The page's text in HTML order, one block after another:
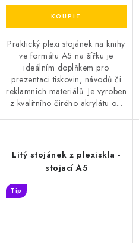
Praktický plexi stojánek na knihy
ve formátu A5 na šířku je
ideálním doplňkem pro
prezentaci tiskovin, návodů či
reklamních materiálů. Je vyroben
z kvalitního čirého akrylátu o...
Litý stojánek z plexiskla -
stojací A5
Tip